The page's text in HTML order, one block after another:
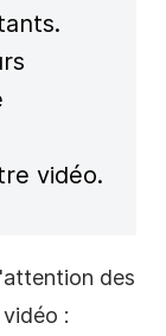
vidéo.
des
: